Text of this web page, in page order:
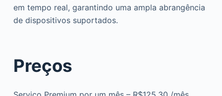
em tempo real, garantindo uma ampla abrangência
de dispositivos suportados.
Preços